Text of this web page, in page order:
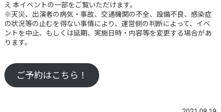
え 本イベントの一部をご覧いただけます。
※天災、出演者の病気・事故、交通機関の不全、設備不良、感染症
の状況等の止むを得ない事情により、運営側の判断によって、イベ
ントを中止、もしくは延期、実施日時・内容等を変更する場合があ
ります。
ご予約はこちら！